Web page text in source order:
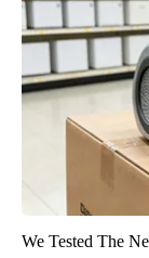
We Tested The